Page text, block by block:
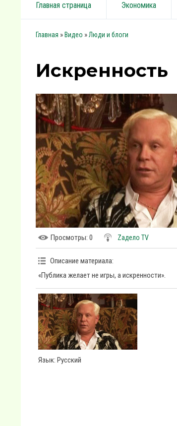
Главная страница Экономика
Главная » Видео »Люди и блоги
Искренность
Просмотры: 0 Zадело TV
Описание материала:
«Публика желает не игры, а искренности».
Язык: Русский